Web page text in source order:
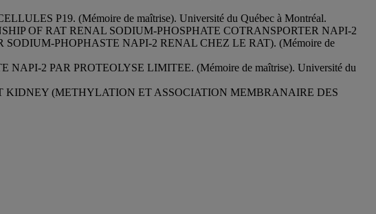
P19. (Mémoire de maîtrise). Université du Québec à Montréal.
OF RAT RENAL SODIUM-PHOSPHATE COTRANSPORTER NAPI-2
PHOPHASTE NAPI-2 RENAL CHEZ LE RAT). (Mémoire de
2 PAR PROTEOLYSE LIMITEE. (Mémoire de maîtrise). Université du
(METHYLATION ET ASSOCIATION MEMBRANAIRE DES